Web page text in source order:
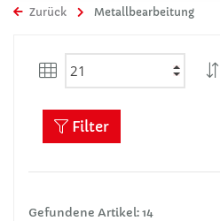
Zurück Metallbearbeitung
Gefundene Artikel: 14
Filter